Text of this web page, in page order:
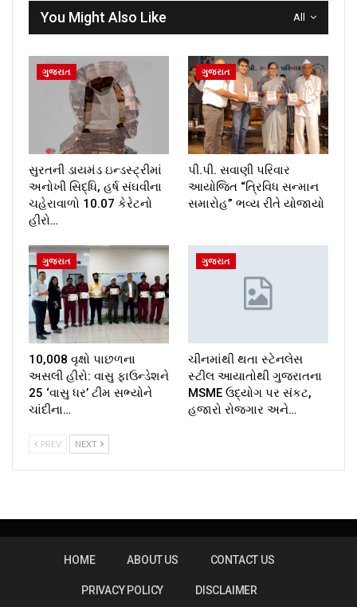
All
You Might Also Like
ગુજરાત
સુરતની ડાયમંડ ઇન્ડસ્ટ્રીમાં
અનોખી સિદ્ધિ, હર્ષ સંઘવીના
ચહેરાવાળો 10.07 કેરેટનો
હીરો…
ગુજરાત
પી.પી. સવાણી પરિવાર
આયોજિત “ત્રિવિધ સન્માન
સમારોહ” ભવ્ય રીતે યોજાયો
ગુજરાત
10,008 વૃક્ષો પાછળના
અસલી હીરો: વાસુ ફાઉન્ડેશને
25 ‘વાસુ ધર’ ટીમ સભ્યોને
ચાંદીના…
ગુજરાત
ચીનમાંથી થતા સ્ટેનલેસ
સ્ટીલ આયાતોથી ગુજરાતના
MSME ઉદ્યોગ પર સંકટ,
હજારો રોજગાર અને…
PREV NEXT
HOME ABOUT US CONTACT US
PRIVACY POLICY DISCLAIMER